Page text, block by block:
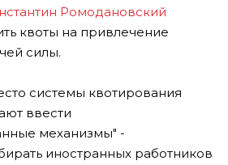
Ромодановский
квоты на привлечение
силы.
системы квотирования
ввести
механизмы" -
иностранных работников